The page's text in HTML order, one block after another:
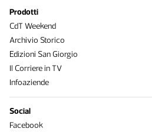
Prodotti
CdT Weekend
Archivio Storico
Edizioni San Giorgio
Il Corriere in TV
Infoaziende
Social
Facebook